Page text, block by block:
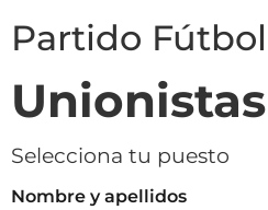
Partido Fútbol
Selecciona tu puesto
Nombre y apellidos